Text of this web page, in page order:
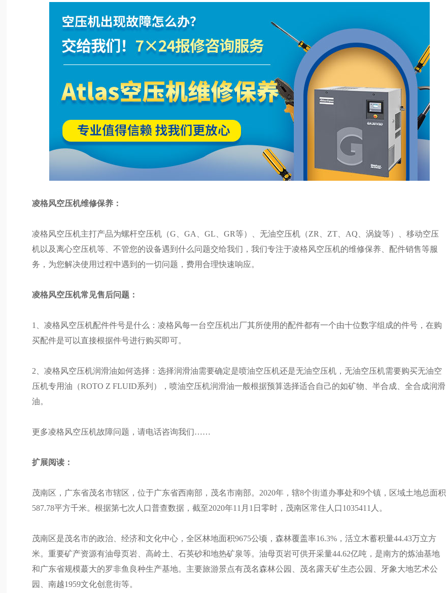
凌格风空压机维修保养：
凌格风空压机主打产品为螺杆空压机（G、GA、GL、GR等）、无油空压机（ZR、ZT、AQ、涡旋等）、移动空压
机以及离心空压机等、不管您的设备遇到什么问题交给我们，我们专注于凌格风空压机的维修保养、配件销售等服
务，为您解决使用过程中遇到的一切问题，费用合理快速响应。
凌格风空压机常见售后问题：
1、凌格风空压机配件件号是什么：凌格风每一台空压机出厂其所使用的配件都有一个由十位数字组成的件号，在购
买配件是可以直接根据件号进行购买即可。
2、凌格风空压机润滑油如何选择：选择润滑油需要确定是喷油空压机还是无油空压机，无油空压机需要购买无油空
压机专用油（ROTO Z FLUID系列），喷油空压机润滑油一般根据预算选择适合自己的如矿物、半合成、全合成润滑
油。
更多凌格风空压机故障问题，请电话咨询我们……
扩展阅读：
茂南区，广东省茂名市辖区，位于广东省西南部，茂名市南部。2020年，辖8个街道办事处和9个镇，区域土地总面积
587.78平方千米。根据第七次人口普查数据，截至2020年11月1日零时，茂南区常住人口1035411人。
茂南区是茂名市的政治、经济和文化中心，全区林地面积9675公顷，森林覆盖率16.3%，活立木蓄积量44.43万立方
米。重要矿产资源有油母页岩、高岭土、石英砂和地热矿泉等。油母页岩可供开采量44.62亿吨，是南方的炼油基地
和广东省规模蕞大的罗非鱼良种生产基地。主要旅游景点有茂名森林公园、茂名露天矿生态公园、牙象大地艺术公
园、南越1959文化创意街等。